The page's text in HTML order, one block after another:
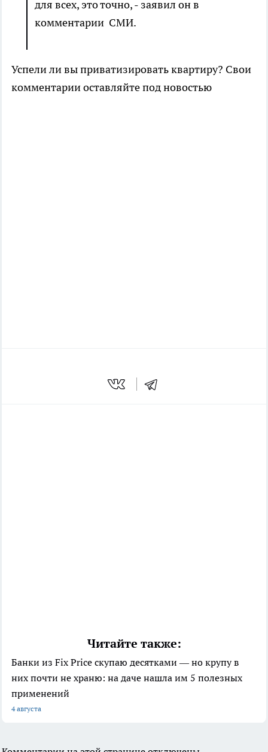
для всех, это точно, - заявил он в
комментарии СМИ.
Успели ли вы приватизировать квартиру? Свои
комментарии оставляйте под новостью
Читайте также:
Банки из Fix Price скупаю десятками — но крупу в
них почти не храню: на даче нашла им 5 полезных
применений
4 августа